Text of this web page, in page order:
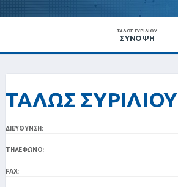
ΤΑΛΩΣ ΣΥΡΙΛΙΟΥ
ΣΎΝΟΨΗ
ΤΑΛΩΣ ΣΥΡΙΛΙΟΥ
ΔΙΕΎΘΥΝΣΗ:
ΤΗΛΈΦΩΝΟ:
FAX: